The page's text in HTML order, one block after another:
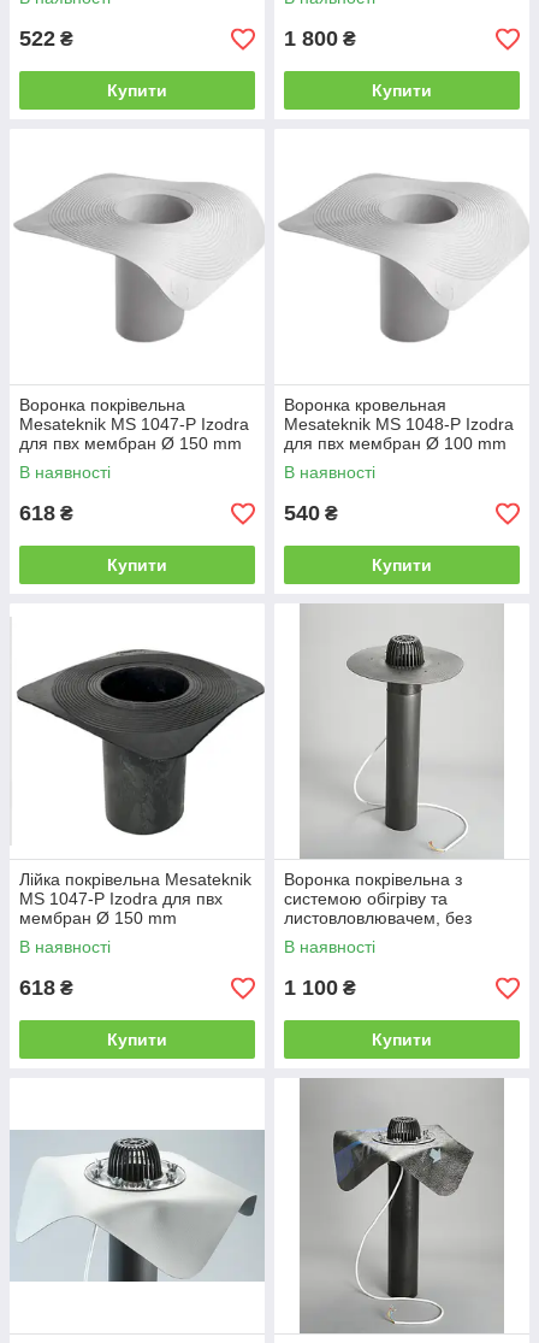
522 ₴
Купити
1 800 ₴
Купити
Воронка покрівельна
Mesateknik MS 1047-P Izodra
для пвх мембран Ø 150 mm
В наявності
618 ₴
Купити
Воронка кровельная
Mesateknik MS 1048-P Izodra
для пвх мембран Ø 100 mm
В наявності
540 ₴
Купити
Лійка покрівельна Mesateknik
MS 1047-P Izodra для пвх
мембран Ø 150 mm
В наявності
618 ₴
Купити
Воронка покрівельна з
системою обігріву та
листовловлювачем, без
фланця 110х100 мм DN110
В наявності
1 100 ₴
Купити